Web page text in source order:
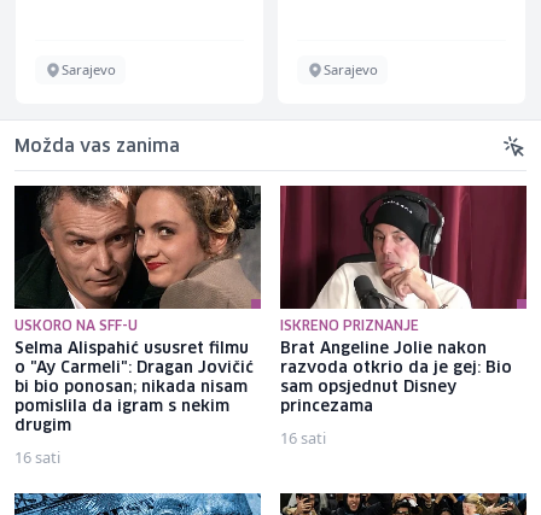
Sarajevo Sarajevo
Možda vas zanima
USKORO NA SFF-U
Selma Alispahić ususret filmu
o "Ay Carmeli": Dragan Jovičić
bi bio ponosan; nikada nisam
pomislila da igram s nekim
drugim
16 sati
ISKRENO PRIZNANJE
Brat Angeline Jolie nakon
razvoda otkrio da je gej: Bio
sam opsjednut Disney
princezama
16 sati